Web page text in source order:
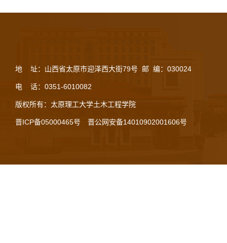
地 址：山西省太原市迎泽西大街79号 邮 编：030024
电 话：0351-6010082
版权所有：太原理工大学土木工程学院
晋ICP备05000465号 晋公网安备14010902001606号